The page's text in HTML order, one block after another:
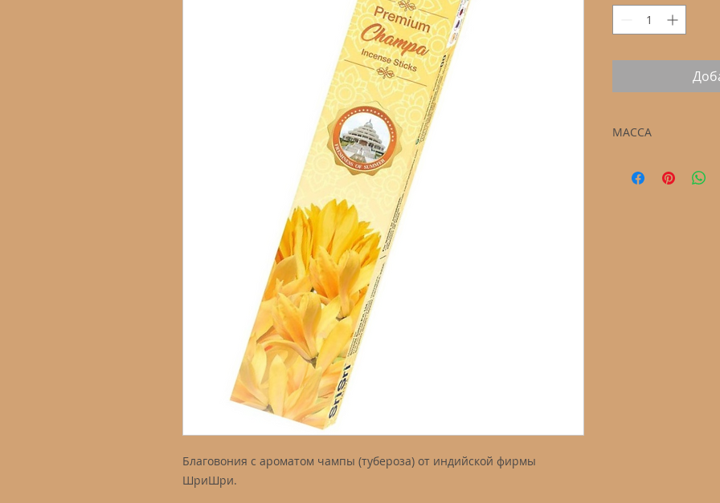
Благовония с ароматом чампы (тубероза) от индийской фирмы
ШриШри.
МАССА